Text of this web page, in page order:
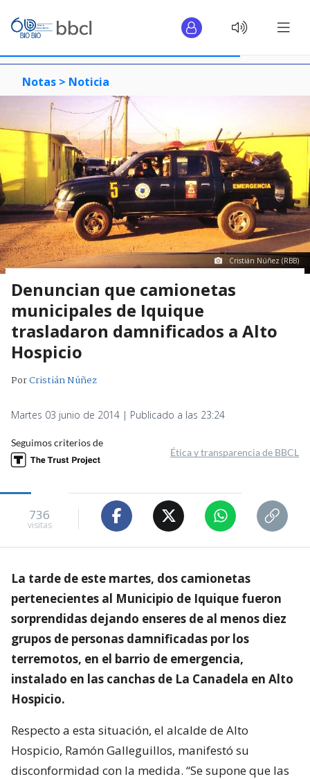
Notas > Noticia
Cristián Núñez (RBB)
Denuncian que camionetas
municipales de Iquique
trasladaron damnificados a Alto
Hospicio
PorCristián Núñez
Martes 03 junio de 2014 | Publicado a las 23:24
Seguimos criterios de
Ética y transparencia de BBCL
736
visitas
La tarde de este martes, dos camionetas
pertenecientes al Municipio de Iquique fueron
sorprendidas dejando enseres de al menos diez
grupos de personas damnificadas por los
terremotos, en el barrio de emergencia,
instalado en las canchas de La Canadela en Alto
Hospicio.
Respecto a esta situación, el alcalde de Alto
Hospicio, Ramón Galleguillos, manifestó su
disconformidad con la medida. “Se supone que las